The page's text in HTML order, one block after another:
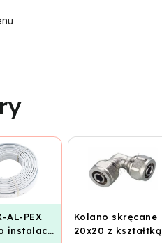
AL-PEX
instalacji
Kolano skręcane
20x20 z kształtką